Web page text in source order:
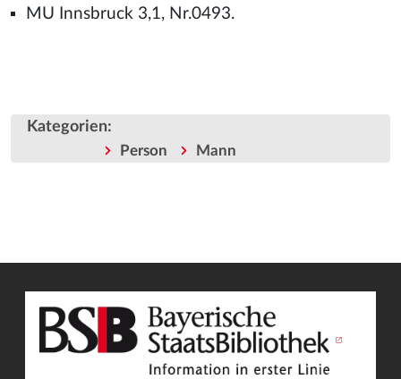
MU Innsbruck 3,1, Nr.0493.
Kategorien:
Person Mann